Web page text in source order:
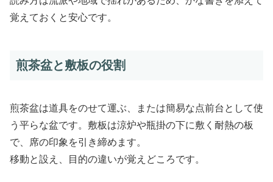
覚えておくと安心です。
煎茶盆と敷板の役割
煎茶盆は道具をのせて運ぶ、または簡易な点前台として使
う平らな盆です。敷板は涼炉や瓶掛の下に敷く耐熱の板
で、席の印象を引き締めます。
移動と設え、目的の違いが覚えどころです。